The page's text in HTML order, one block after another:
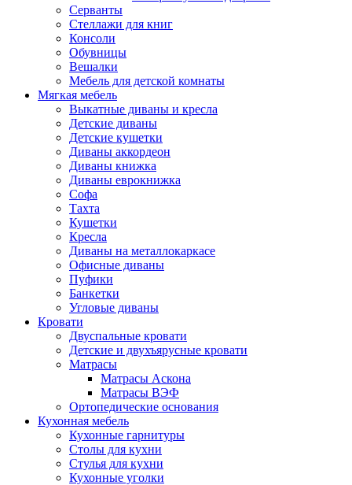
Серванты
Стеллажи для книг
Консоли
Обувницы
Вешалки
Мебель для детской комнаты
Мягкая мебель
Выкатные диваны и кресла
Детские диваны
Детские кушетки
Диваны аккордеон
Диваны книжка
Диваны еврокнижка
Софа
Тахта
Кушетки
Кресла
Диваны на металлокаркасе
Офисные диваны
Пуфики
Банкетки
Угловые диваны
Кровати
Двуспальные кровати
Детские и двухъярусные кровати
Матрасы
Матрасы Аскона
Матрасы ВЭФ
Ортопедические основания
Кухонная мебель
Кухонные гарнитуры
Столы для кухни
Стулья для кухни
Кухонные уголки